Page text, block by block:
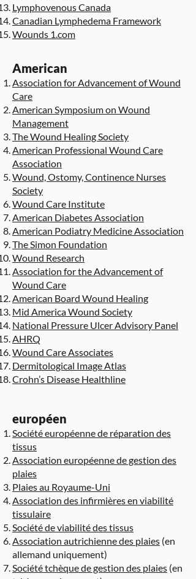
Lymphovenous Canada
Canadian Lymphedema Framework
Wounds 1.com
American
Association for Advancement of Wound
Care
American Symposium on Wound
Management
The Wound Healing Society
American Professional Wound Care
Association
Wound, Ostomy, Continence Nurses
Society
Wound Care Institute
American Diabetes Association
American Podiatry Medicine Association
The Simon Foundation
Wound Research
Association for the Advancement of
Wound Care
American Board Wound Healing
Mid America Wound Society
National Pressure Ulcer Advisory Panel
AHRQ
Wound Care Associates
Dermitological Image Atlas
Crohn’s Disease Healthline
européen
Société européenne de réparation des
tissus
Association européenne de gestion des
plaies
Plaies au Royaume-Uni
Association des infirmières en viabilité
tissulaire
Société de viabilité des tissus
Association autrichienne des plaies (en
allemand uniquement)
Société tchèque de gestion des plaies (en